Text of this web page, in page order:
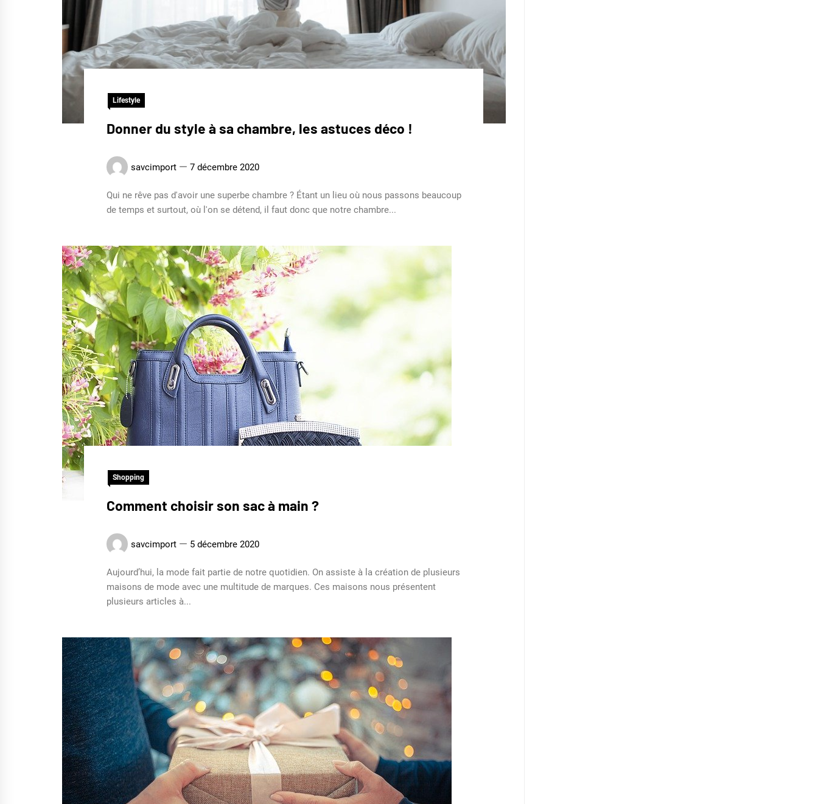
Lifestyle
Donner du style à sa chambre, les astuces déco !
savcimport 7 décembre 2020
Qui ne rêve pas d'avoir une superbe chambre ? Étant un lieu où nous passons beaucoup
de temps et surtout, où l'on se détend, il faut donc que notre chambre...
Shopping
Comment choisir son sac à main ?
savcimport 5 décembre 2020
Aujourd’hui, la mode fait partie de notre quotidien. On assiste à la création de plusieurs
maisons de mode avec une multitude de marques. Ces maisons nous présentent
plusieurs articles à...